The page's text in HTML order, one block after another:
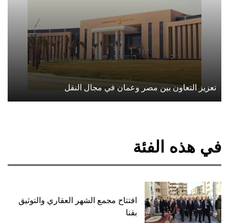
تعزيز التعاون بين مصر وعمان في مجال النقل
في هذه الفئة
افتتاح مجمع الشهر العقاري والتوثيق
بقنا